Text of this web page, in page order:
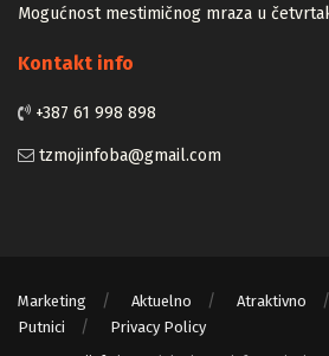
Mogućnost mestimičnog mraza u
Kontakt info
+387 61 998 898
tzmojinfoba@gmail.com
Marketing Aktuelno Atraktivno
Putnici
Privacy Policy